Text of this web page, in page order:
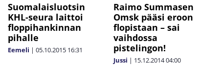
Suomalaisluotsin
KHL-seura laittoi
floppihankinnan
pihalle
Eemeli | 05.10.2015 16:31
Raimo Summasen
Omsk pääsi eroon
flopistaan – sai
vaihdossa
pistelingon!
Jussi | 15.12.201404:00